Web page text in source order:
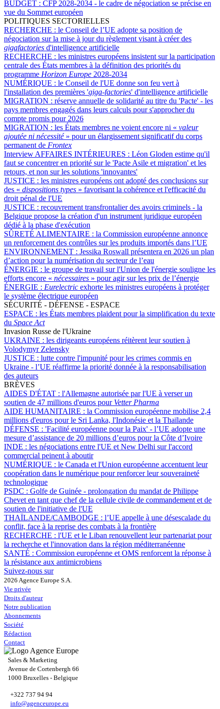
BUDGET : CFP 2028-2034 - le cadre de négociation se précise en
vue du Sommet européen
POLITIQUES SECTORIELLES
RECHERCHE : le Conseil de l’UE adopte sa position de
négociation sur la mise à jour du règlement visant à créer des
gigafactories d'intelligence artificielle
RECHERCHE : les ministres européens insistent sur la participation
centrale des États membres à la définition des priorités du
programme Horizon Europe 2028-2034
NUMÉRIQUE : le Conseil de l'UE donne son feu vert à
l'installation des premières 'giga-factories' d'intelligence artificielle
MIGRATION : réserve annuelle de solidarité au titre du 'Pacte' - les
pays membres engagés dans leurs calculs pour s'approcher du
compte promis pour 2026
MIGRATION : les États membres ne voient encore ni « valeur
ajoutée ni nécessité » pour un élargissement significatif du corps
permanent de Frontex
Interview AFFAIRES INTÉRIEURES : Léon Gloden estime qu'il
faut se concentrer en priorité sur le 'Pacte Asile et migration' et les
retours, et non sur les solutions 'innovantes'
JUSTICE : les ministres européens ont adopté des conclusions sur
des « dispositions types » favorisant la cohérence et l'efficacité du
droit pénal de l'UE
JUSTICE : recouvrement transfrontalier des avoirs criminels - la
Belgique propose la création d'un instrument juridique européen
dédié à la phase d'exécution
SÛRETÉ ALIMENTAIRE : la Commission européenne annonce
un renforcement des contrôles sur les produits importés dans l’UE
ENVIRONNEMENT : Jessika Roswall présentera en 2026 un plan
d’action pour la numérisation du secteur de l’eau
ÉNERGIE : le groupe de travail sur l'Union de l'énergie souligne les
efforts encore « nécessaires » pour agir sur les prix de l’énergie
ÉNERGIE : Eurelectric exhorte les ministres européens à protéger
le système électrique européen
SÉCURITÉ - DÉFENSE - ESPACE
ESPACE : les États membres plaident pour la simplification du texte
du Space Act
Invasion Russe de l'Ukraine
UKRAINE : les dirigeants européens réitèrent leur soutien à
Volodymyr Zelensky
JUSTICE : lutte contre l'impunité pour les crimes commis en
Ukraine - l’UE réaffirme la priorité donnée à la responsabilisation
des auteurs
BRÈVES
AIDES D'ÉTAT : l'Allemagne autorisée par l'UE à verser un
soutien de 47 millions d'euros pour Vetter Pharma
AIDE HUMANITAIRE : la Commission européenne mobilise 2,4
millions d'euros pour le Sri Lanka, l'Indonésie et la Thaïlande
DÉFENSE : 'Facilité européenne pour la Paix' - l’UE adopte une
mesure d’assistance de 20 millions d’euros pour la Côte d’Ivoire
INDE : les négociations entre l'UE et New Delhi sur l'accord
commercial peinent à aboutir
NUMÉRIQUE : le Canada et l'Union européenne accentuent leur
coopération dans le numérique pour renforcer leur souveraineté
technologique
PSDC : Golfe de Guinée - prolongation du mandat de Philippe
Chevet en tant que chef de la cellule civile de commandement et de
soutien de l'initiative de l'UE
THAÏLANDE/CAMBODGE : l’UE appelle à une désescalade du
conflit, face à la reprise des combats à la frontière
RECHERCHE : l'UE et le Liban renouvellent leur partenariat pour
la recherche et l'innovation dans la région méditerranéenne
SANTÉ : Commission européenne et OMS renforcent la réponse à
la résistance aux antimicrobiens
Suivez-nous sur
2026 Agence Europe S.A.
Vie privée
Droits d'auteur
Notre publication
Abonnements
Société
Rédaction
Contact
Sales & Marketing
Avenue de Cortenbergh 66
1000 Bruxelles - Belgique
+322 737 94 94
info@agenceurope.eu